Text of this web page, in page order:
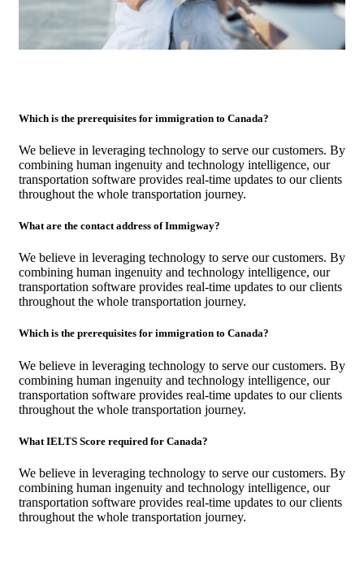
Which is the prerequisites for immigration to Canada?
We believe in leveraging technology to serve our customers. By
combining human ingenuity and technology intelligence, our
transportation software provides real-time updates to our clients
throughout the whole transportation journey.
What are the contact address of Immigway?
We believe in leveraging technology to serve our customers. By
combining human ingenuity and technology intelligence, our
transportation software provides real-time updates to our clients
throughout the whole transportation journey.
Which is the prerequisites for immigration to Canada?
We believe in leveraging technology to serve our customers. By
combining human ingenuity and technology intelligence, our
transportation software provides real-time updates to our clients
throughout the whole transportation journey.
What IELTS Score required for Canada?
We believe in leveraging technology to serve our customers. By
combining human ingenuity and technology intelligence, our
transportation software provides real-time updates to our clients
throughout the whole transportation journey.